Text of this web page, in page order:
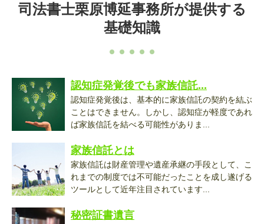
司法書士栗原博延事務所が提供する
基礎知識
認知症発覚後でも家族信託...
認知症発覚後は、基本的に家族信託の契約を結ぶ
ことはできません。しかし、認知症が軽度であれ
ば家族信託を結べる可能性がありま...
家族信託とは
家族信託は財産管理や遺産承継の手段として、こ
れまでの制度では不可能だったことを成し遂げる
ツールとして近年注目されています...
秘密証書遺言